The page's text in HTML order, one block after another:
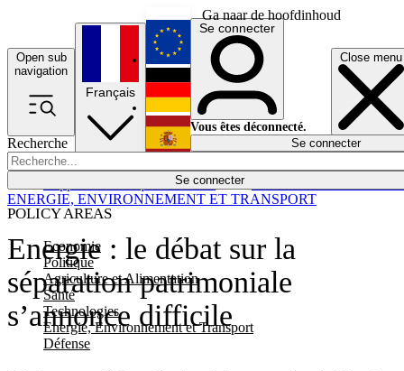
Ga naar de hoofdinhoud
Open sub
navigation
Close menu
Recherche
Se connecter
POLICY AREAS
Economie
Politique
Agriculture et Alimentation
Santé
Technologies
Energie, Environnement et Transport
Défense
Économie
Français
English
Deutsch
Español
Se connecter
Vous êtes déconnecté.
Se connecter
Energie : le débat sur la
séparation patrimoniale
s’annonce difficile
ENERGIE, ENVIRONNEMENT ET TRANSPORT